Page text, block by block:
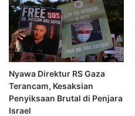
Nyawa Direktur RS Gaza
Terancam, Kesaksian
Penyiksaan Brutal di Penjara
Israel